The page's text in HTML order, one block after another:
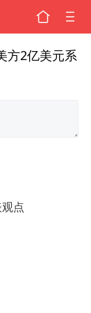
方2亿美元系
点